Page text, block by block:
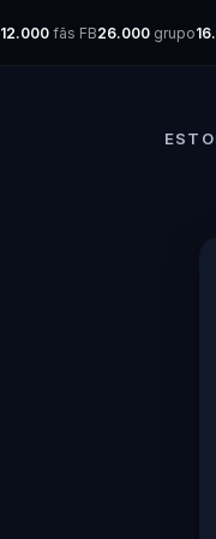
12.000 fãs FB26.000 grupo